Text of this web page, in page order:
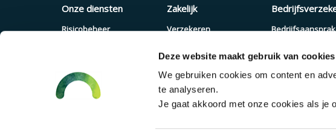
Deze website maakt gebruik van cookies
We gebruiken cookies om content en
te analyseren.
Je gaat akkoord met onze cookies als je
Onze diensten
Risicobeheer
Financieel advies
Zakelijk
Verzekeren
Offerte aanvragen
Pensioenregeling
Verzuimaanpak
Zakelijke